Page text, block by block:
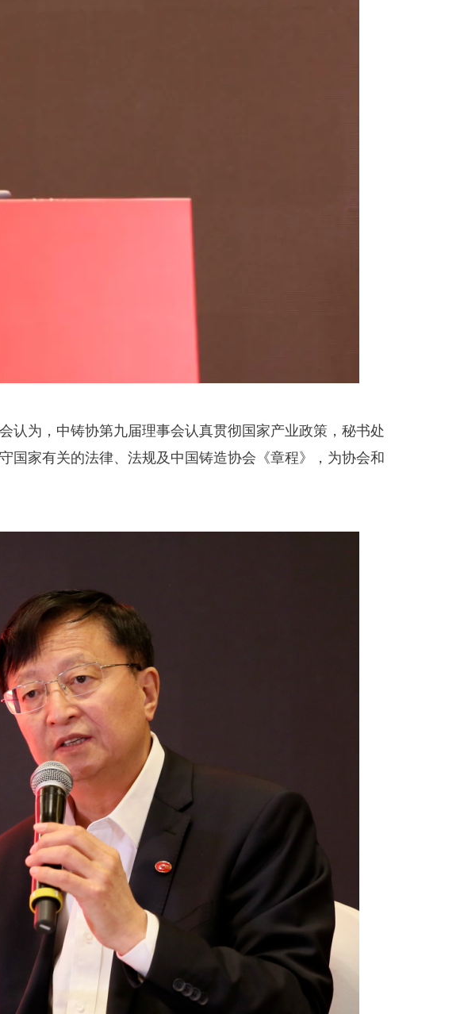
为，中铸协第九届理事会认真贯彻国家产业政策，秘书处
国家有关的法律、法规及中国铸造协会《章程》，为协会和